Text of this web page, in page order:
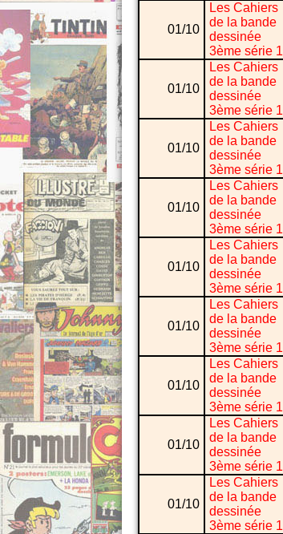
01/10
Les Cahiers
de la bande
dessinée
3ème série 1
01/10
Les Cahiers
de la bande
dessinée
3ème série 1
01/10
Les Cahiers
de la bande
dessinée
3ème série 1
01/10
Les Cahiers
de la bande
dessinée
3ème série 1
01/10
Les Cahiers
de la bande
dessinée
3ème série 1
01/10
Les Cahiers
de la bande
dessinée
3ème série 1
01/10
Les Cahiers
de la bande
dessinée
3ème série 1
01/10
Les Cahiers
de la bande
dessinée
3ème série 1
01/10
Les Cahiers
de la bande
dessinée
3ème série 1